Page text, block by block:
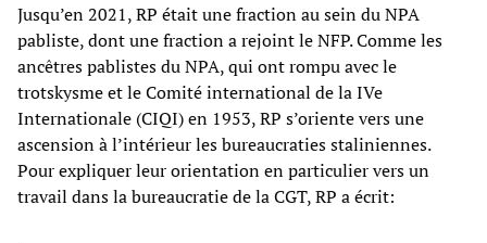
Jusqu’en 2021, RP était une fraction au sein du NPA
pabliste, dont une fraction a rejoint le NFP. Comme les
ancêtres pablistes du NPA, qui ont rompu avec le
trotskysme et le Comité international de la IVe
Internationale (CIQI) en 1953, RP s’oriente vers une
ascension à l’intérieur les bureaucraties staliniennes.
Pour expliquer leur orientation en particulier vers un
travail dans la bureaucratie de la CGT, RP a écrit: